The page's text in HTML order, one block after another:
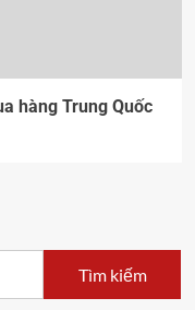
hàng Trung Quốc
Tìm kiếm